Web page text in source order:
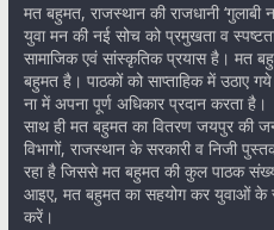
मत बहुमत, राजस्थान की राजधानी ‘गुलाबी
युवा मन की नई सोच को प्रमुखता व
सामाजिक एवं सांस्कृतिक प्रयास है। मत
बहुमत है। पाठकों को साप्ताहिक में उठाए
ना में अपना पूर्ण अधिकार प्रदान करता है।
साथ ही मत बहुमत का वितरण जयपुर की
विभागों, राजस्थान के सरकारी व निजी
रहा है जिससे मत बहुमत की कुल पाठक
आइए, मत बहुमत का सहयोग कर युवाओं के
करें।